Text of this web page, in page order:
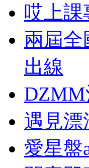
哎上課
兩屆
出線
遇見漂
愛星盤